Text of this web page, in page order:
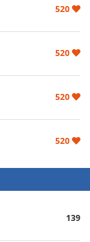
520
520
520
520
139